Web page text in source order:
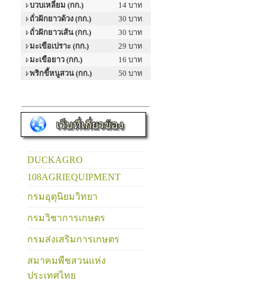
บวบเหลี่ยม (กก.)
14 บาท
ถั่วฝักยาวด้วง (กก.)
30 บาท
ถั่วฝักยาวเส้น (กก.)
30 บาท
มะเขือเปราะ (กก.)
29 บาท
มะเขือยาว (กก.)
16 บาท
พริกขี้หนูสวน (กก.)
50 บาท
DUCKAGRO
108AGRIEQUIPMENT
กรมอุตุนิยมวิทยา
กรมวิชาการเกษตร
กรมส่งเสริมการเกษตร
สมาคมพืชสวนแห่ง
ประเทศไทย